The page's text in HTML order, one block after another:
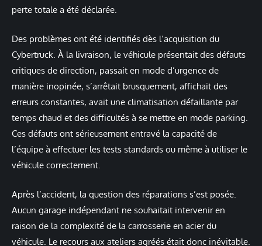
perte totale a été déclarée.
Des problèmes ont été identifiés dès l’acquisition du
Cybertruck. À la livraison, le véhicule présentait des défauts
critiques de direction, passait en mode d’urgence de
manière inopinée, s’arrêtait brusquement, affichait des
erreurs constantes, avait une climatisation défaillante par
temps chaud et des difficultés à se mettre en mode parking.
Ces défauts ont sérieusement entravé la capacité de
l’équipe à effectuer les tests standards ou même à utiliser le
véhicule correctement.
Après l’accident, la question des réparations s’est posée.
Aucun garage indépendant ne souhaitait intervenir en
raison de la complexité de la carrosserie en acier du
véhicule. Le recours aux ateliers agréés était donc inévitable.